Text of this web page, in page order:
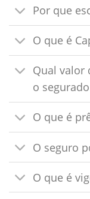
Por que
O que é
Qual valor
o
O que é
O seguro
O que é